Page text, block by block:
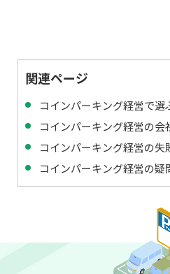
関連ページ
コインパーキング経営で
コインパーキング経営の会
コインパーキング経営の失
コインパーキング経営の疑